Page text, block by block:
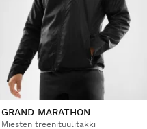
GRAND MARATHON
Miesten treenituulitakki